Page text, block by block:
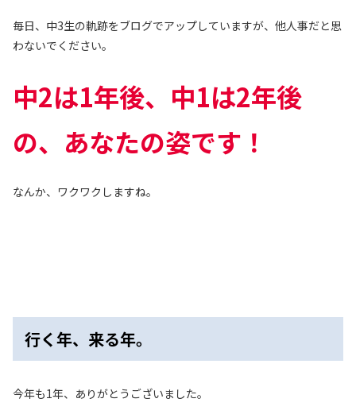
毎日、中3生の軌跡をブログでアップしていますが、他人事だと思
わないでください。
中2は1年後、中1は2年後
の、あなたの姿です！
なんか、ワクワクしますね。
行く年、来る年。
今年も1年、ありがとうございました。